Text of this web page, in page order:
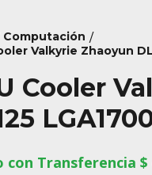
Computación /
Valkyrie Zhaoyun
Cooler
con Transferencia $